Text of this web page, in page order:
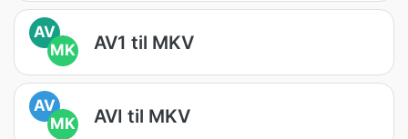
AV
MK
AV1 til MKV
AV
MK
AVI til MKV